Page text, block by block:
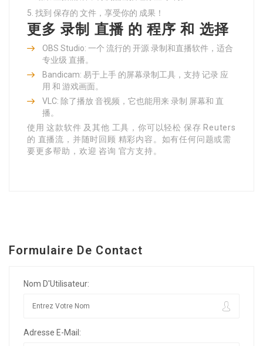
找到 保存的 文件，享受你的 成果！
更多 录制 直播 的 程序 和 选择
OBS Studio: 一个 流行的 开源 录制和直播软件，适合
专业级 直播。
Bandicam: 易于上手 的屏幕录制工具，支持 记录 应
用 和 游戏画面。
VLC: 除了播放 音视频，它也能用来 录制 屏幕和 直
播。
使用 这款软件 及其他 工具，你可以轻松 保存 Reuters
的 直播流，并随时回顾 精彩内容。如有任何问题或需
要更多帮助，欢迎 咨询 官方支持。
Formulaire De Contact
Nom D'Utilisateur:
Adresse E-Mail: